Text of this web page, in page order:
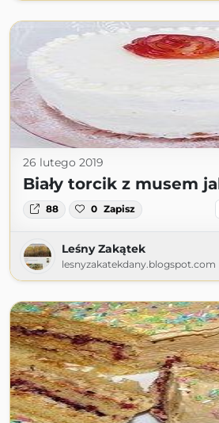
26 lutego 2019
Biały torcik z musem
88 0 Zapisz
Leśny Zakątek
lesnyzakatekdany.blogspot.com